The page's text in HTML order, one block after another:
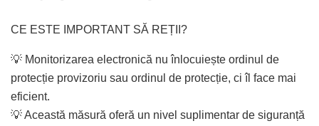
CE ESTE IMPORTANT SĂ REȚII?
💡 Monitorizarea electronică nu înlocuiește ordinul de
protecție provizoriu sau ordinul de protecție, ci îl face mai
eficient.
💡 Această măsură oferă un nivel suplimentar de siguranță